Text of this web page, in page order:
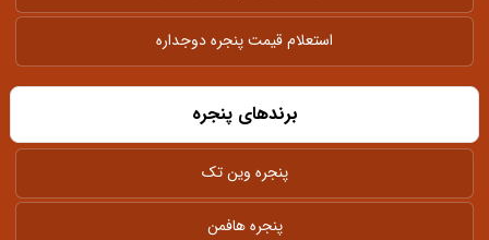
استعلام قیمت پنجره دوجداره
برندهای پنجره
پنجره وین تک
پنجره هافمن